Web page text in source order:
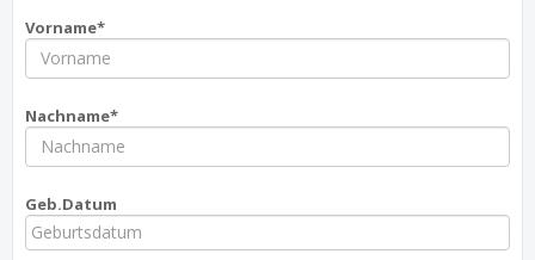
Vorname*
Nachname*
Geb.Datum